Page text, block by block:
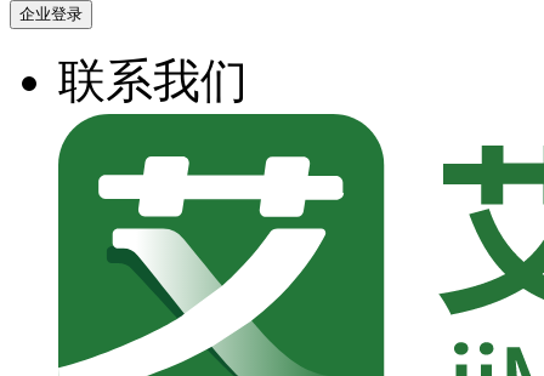
企业登录
联系我们